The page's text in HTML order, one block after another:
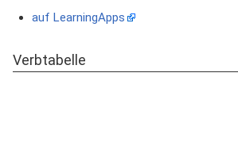
auf LearningApps
Verbtabelle